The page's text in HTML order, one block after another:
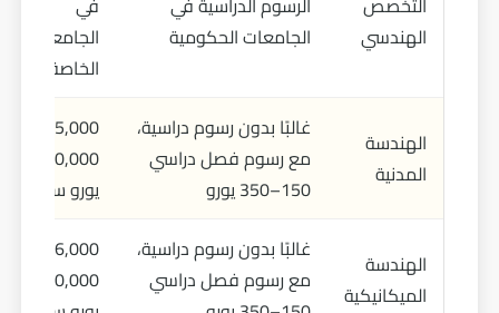
الهندسي
الجامعات الحكومية
الجامعات
الخاصة
الهندسة
المدنية
غالبًا بدون رسوم دراسية،
مع رسوم فصل دراسي
150–350 يورو
20,000
يورو سنويًا
الهندسة
الميكانيكية
غالبًا بدون رسوم دراسية،
مع رسوم فصل دراسي
20,000